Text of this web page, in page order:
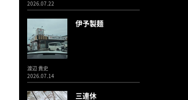
2026.07.22
伊予製麺
渡辺 貴史
2026.07.14
三連休